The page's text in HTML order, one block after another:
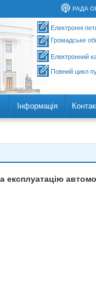
РАДА
Електронні
Громадське
Електронний
Повний цикл
Інформація
експлуатацію